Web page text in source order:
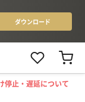
停止・遅延について